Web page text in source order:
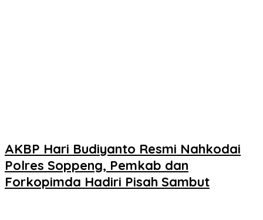
AKBP Hari Budiyanto Resmi Nahkodai
Polres Soppeng, Pemkab dan
Forkopimda Hadiri Pisah Sambut